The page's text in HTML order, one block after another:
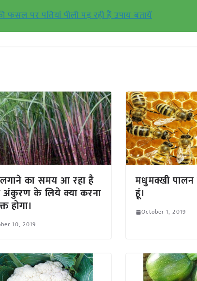
फसल पर पत्तियां पीली पड़ रही हैं उपाय बतायें
लगाने का समय आ रहा है
के लिये क्या करना
होगा।
10, 2019
मधुमक्खी पालन
हूं।
October 1, 2019